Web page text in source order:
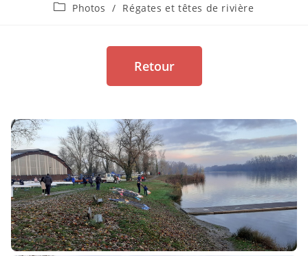
Photos / Régates et têtes de rivière
Retour